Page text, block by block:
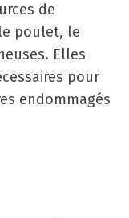
de
poulet, le
Elles
pour
endommagés